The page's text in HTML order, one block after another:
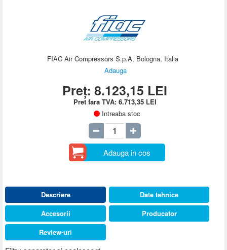
FIAC Air Compressors S.p.A, Bologna, Italia
Adauga
Preț:8.123,15 LEI
Pret fara TVA: 6.713,35 LEI
Intreaba stoc
Adauga in cos
Descriere
Date tehnice
Accesorii
Producator
Review-uri